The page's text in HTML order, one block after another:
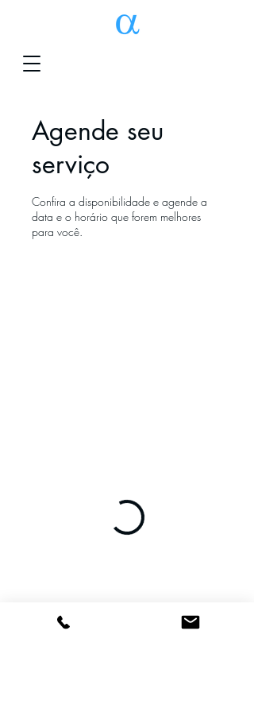
Agende seu
serviço
Confira a disponibilidade e agende a
data e o horário que forem melhores
para você.